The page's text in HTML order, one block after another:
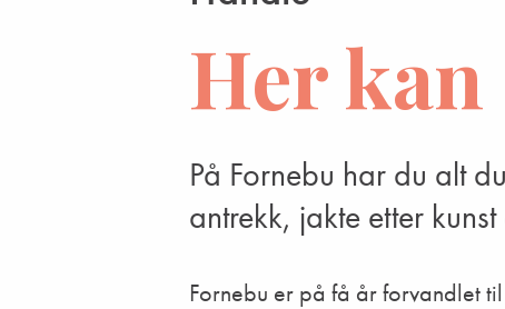
Her
På Fornebu har du alt
antrekk, jakte etter
Fornebu er på få år forvandlet